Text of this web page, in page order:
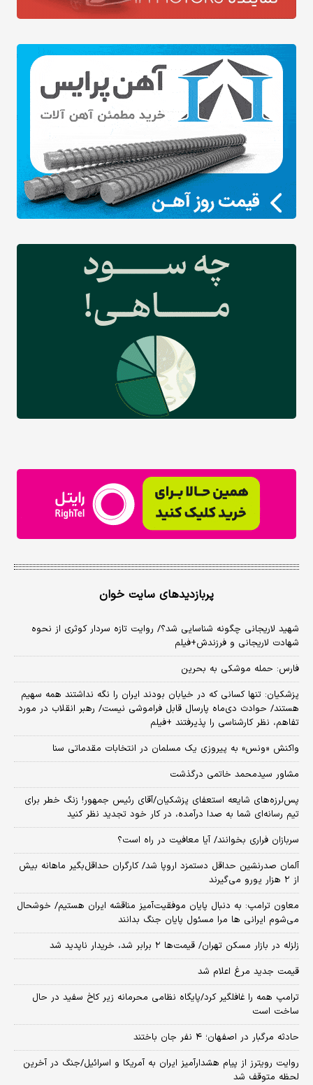
پربازدیدهای سایت خوان
شهید لاریجانی چگونه شناسایی شد؟/ روایت تازه سردار کوثری از نحوه
شهادت لاریجانی و فرزندش+فیلم
فارس: حمله موشکی به بحرین
پزشکیان: تنها کسانی که در خیابان بودند ایران را نگه نداشتند همه سهیم
هستند/ حوادث دی‌ماه پارسال قابل فراموشی نیست/ رهبر انقلاب در مورد
تفاهم، نظر کارشناسی را پذیرفتند +فیلم
واکنش «ونس» به پیروزی یک مسلمان در انتخابات مقدماتی سنا
مشاور سیدمحمد خاتمی درگذشت
پس‌لرزه‌های شایعه استعفای پزشکیان/آقای رئیس جمهور! زنگ خطر برای
تیم رسانه‌ای شما به صدا درآمده، در کار خود تجدید نظر کنید
سربازان فراری بخوانند/ آیا معافیت در راه است؟
آلمان صدرنشین حداقل دستمزد اروپا شد/ کارگران حداقل‌بگیر ماهانه بیش
از ۲ هزار یورو می‌گیرند
معاون ترامپ: به دنبال پایان موفقیت‌آمیز مناقشه ایران هستیم/ خوشحال
می‌شوم ایرانی ها مرا مسئول پایان جنگ بدانند
زلزله در بازار مسکن تهران/ قیمت‌ها ۲ برابر شد، خریدار ناپدید شد
قیمت جدید مرغ اعلام شد
ترامپ همه را غافلگیر کرد/پایگاه نظامی محرمانه زیر کاخ سفید در حال
ساخت است
حادثه مرگبار در اصفهان؛ ۴ نفر جان باختند
روایت رویترز از پیام هشدارآمیز ایران به آمریکا و اسرائیل/جنگ در آخرین
لحظه متوقف شد